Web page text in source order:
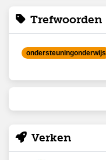
Trefwoorden
ondersteuningonderwijs
Verken